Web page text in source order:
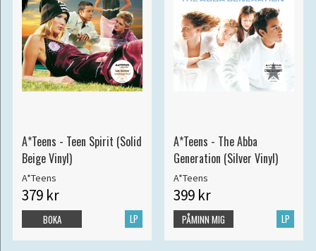
A*Teens - Teen Spirit (Solid
Beige Vinyl)
A*Teens
379 kr
LP
BOKA
A*Teens - The Abba
Generation (Silver Vinyl)
A*Teens
399 kr
LP
PÅMINN MIG